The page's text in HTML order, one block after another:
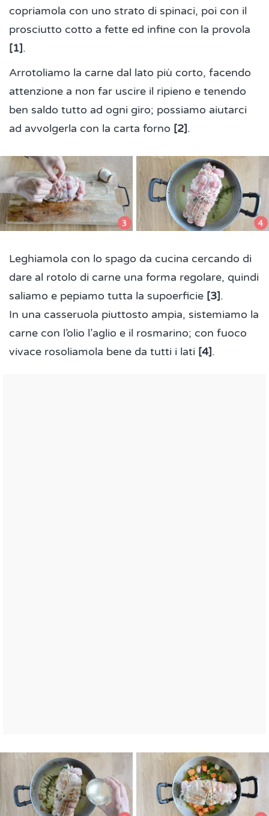
copriamola con uno strato di spinaci, poi con il
prosciutto cotto a fette ed infine con la provola
[1].
Arrotoliamo la carne dal lato più corto, facendo
attenzione a non far uscire il ripieno e tenendo
ben saldo tutto ad ogni giro; possiamo aiutarci
ad avvolgerla con la carta forno [2].
Leghiamola con lo spago da cucina cercando di
dare al rotolo di carne una forma regolare, quindi
saliamo e pepiamo tutta la supoerficie [3].
In una casseruola piuttosto ampia, sistemiamo la
carne con l’olio l’aglio e il rosmarino; con fuoco
vivace rosoliamola bene da tutti i lati [4].